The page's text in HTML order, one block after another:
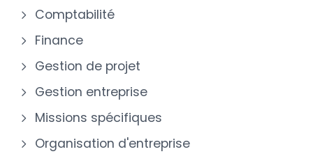
Comptabilité
Finance
Gestion de projet
Gestion entreprise
Missions spécifiques
Organisation d'entreprise